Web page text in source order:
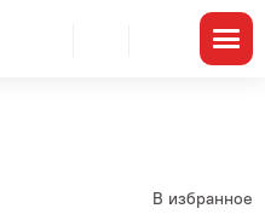
В избранное